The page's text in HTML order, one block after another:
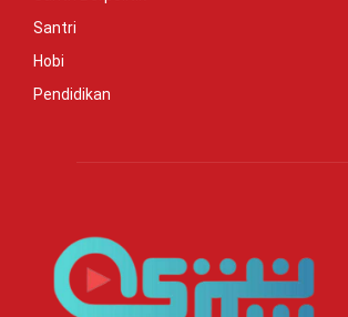
Santri
Hobi
Pendidikan